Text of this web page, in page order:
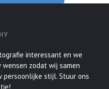
interessant en we
zodat wij samen
persoonlijke stijl. Stuur ons